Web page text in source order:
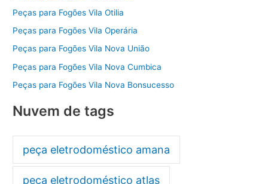
Peças para Fogões Vila Otilia
Peças para Fogões Vila Operária
Peças para Fogões Vila Nova União
Peças para Fogões Vila Nova Cumbica
Peças para Fogões Vila Nova Bonsucesso
Nuvem de tags
peça eletrodoméstico amana
peça eletrodoméstico atlas